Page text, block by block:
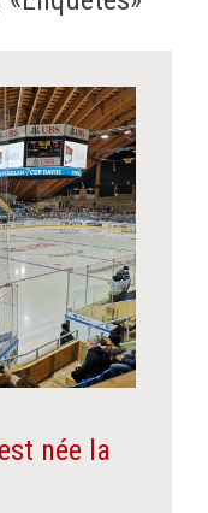
née la